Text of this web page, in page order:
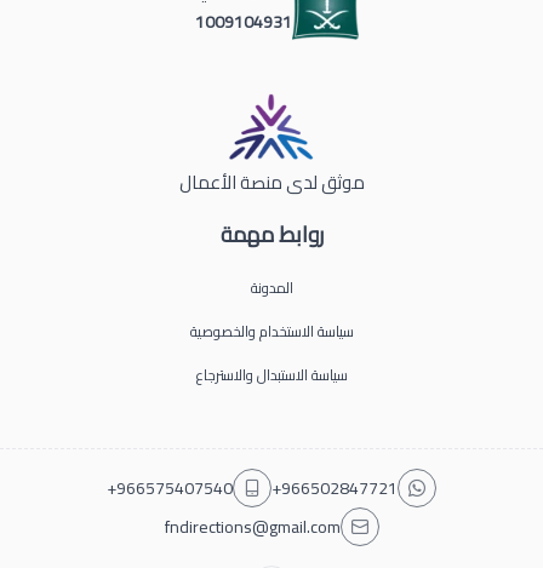
روابط مهمة
المدونة
سياسة الاستخدام والخصوصية
سياسة الاستبدال والاسترجاع
1009104931
موثق لدى منصة الأعمال
+966502847721
+966575407540
fndirections@gmail.com